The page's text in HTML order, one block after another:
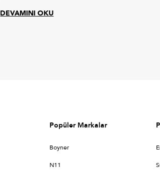
DEVAMINI OKU
Popüler Markalar
Boyner
N11